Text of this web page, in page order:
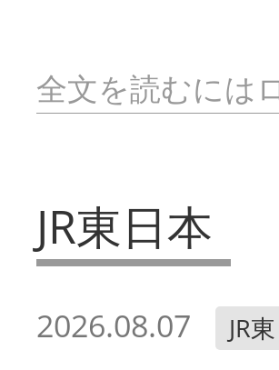
全文を読むには
JR東日本
2026.08.07 JR